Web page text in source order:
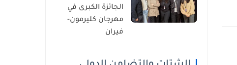
الجائزة الكبرى في
مهرجان كليرمون-
فيران